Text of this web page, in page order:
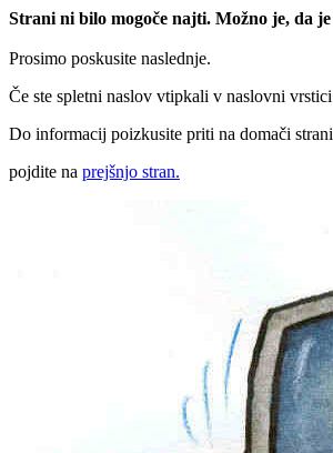
Strani ni bilo mogoče najti. Možno je, da
Prosimo poskusite naslednje.
Če ste spletni naslov vtipkali v naslovni
Do informacij poizkusite priti na domači strani
pojdite na prejšnjo stran.